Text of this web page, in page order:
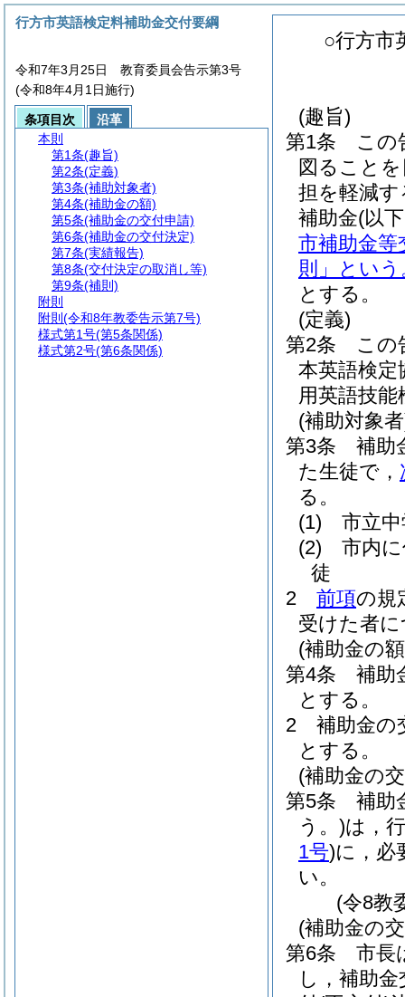
○行方市
(趣旨)
第1条
この
図ること
担を軽減
補助金(以
市補助金等
則」という
とする。
(定義)
第2条
この
本英語検定
用英語技
(補助対象
第3条
補助
た生徒で，
る。
(1)
市立
(2)
市内
徒
2
前項の規
受けた者
(補助金の
第4条
補助
とする。
2
補助金の
とする。
(補助金の
第5条
補助
う。)は，
1号)に，必
い。
(令8教
(補助金の
第6条
市長
し，補助
行方市英語検定料補助金交付要綱
令和7年3月25日 教育委員会告示第3号
(令和8年4月1日施行)
条項目次
沿革
本則
第1条(趣旨)
第2条(定義)
第3条(補助対象者)
第4条(補助金の額)
第5条(補助金の交付申請)
第6条(補助金の交付決定)
第7条(実績報告)
第8条(交付決定の取消し等)
第9条(補則)
附則
附則 (令和8年教委告示第7号)
様式第1号(第5条関係)
様式第2号(第6条関係)